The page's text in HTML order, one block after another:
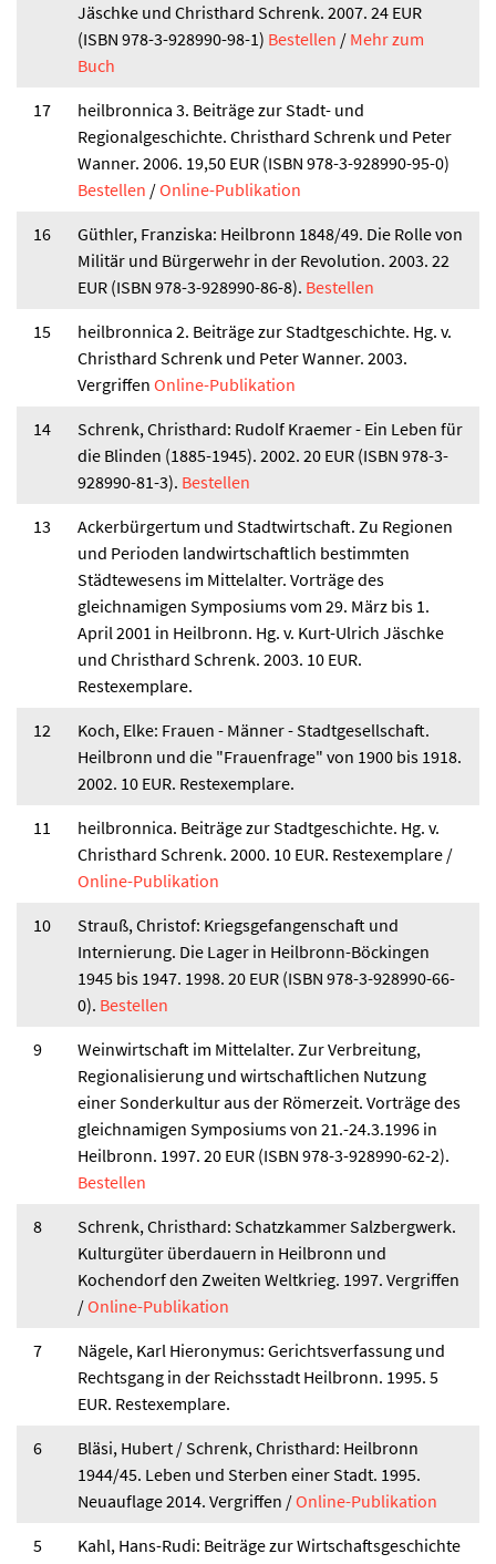
Jäschke und Christhard Schrenk. 2007. 24 EUR
(ISBN 978-3-928990-98-1) Bestellen / Mehr zum
Buch
17
heilbronnica 3. Beiträge zur Stadt- und
Regionalgeschichte. Christhard Schrenk und Peter
Wanner. 2006. 19,50 EUR (ISBN 978-3-928990-95-0)
Bestellen /Online-Publikation
16
Güthler, Franziska: Heilbronn 1848/49. Die Rolle von
Militär und Bürgerwehr in der Revolution. 2003. 22
EUR (ISBN 978-3-928990-86-8). Bestellen
15
heilbronnica 2. Beiträge zur Stadtgeschichte. Hg. v.
Christhard Schrenk und Peter Wanner. 2003.
Vergriffen Online-Publikation
14
Schrenk, Christhard: Rudolf Kraemer - Ein Leben für
die Blinden (1885-1945). 2002. 20 EUR (ISBN 978-3-
928990-81-3). Bestellen
13
Ackerbürgertum und Stadtwirtschaft. Zu Regionen
und Perioden landwirtschaftlich bestimmten
Städtewesens im Mittelalter. Vorträge des
gleichnamigen Symposiums vom 29. März bis 1.
April 2001 in Heilbronn. Hg. v. Kurt-Ulrich Jäschke
und Christhard Schrenk. 2003. 10 EUR.
Restexemplare.
12
Koch, Elke: Frauen - Männer - Stadtgesellschaft.
Heilbronn und die "Frauenfrage" von 1900 bis 1918.
2002. 10 EUR. Restexemplare.
11
heilbronnica. Beiträge zur Stadtgeschichte. Hg. v.
Christhard Schrenk. 2000. 10 EUR. Restexemplare /
Online-Publikation
10
Strauß, Christof: Kriegsgefangenschaft und
Internierung. Die Lager in Heilbronn-Böckingen
1945 bis 1947. 1998. 20 EUR (ISBN 978-3-928990-66-
0). Bestellen
9
Weinwirtschaft im Mittelalter. Zur Verbreitung,
Regionalisierung und wirtschaftlichen Nutzung
einer Sonderkultur aus der Römerzeit. Vorträge des
gleichnamigen Symposiums von 21.-24.3.1996 in
Heilbronn. 1997. 20 EUR (ISBN 978-3-928990-62-2).
Bestellen
8
Schrenk, Christhard: Schatzkammer Salzbergwerk.
Kulturgüter überdauern in Heilbronn und
Kochendorf den Zweiten Weltkrieg. 1997. Vergriffen
/Online-Publikation
7
Nägele, Karl Hieronymus: Gerichtsverfassung und
Rechtsgang in der Reichsstadt Heilbronn. 1995. 5
EUR. Restexemplare.
6
Bläsi, Hubert / Schrenk, Christhard: Heilbronn
1944/45. Leben und Sterben einer Stadt. 1995.
Neuauflage 2014. Vergriffen /Online-Publikation
5
Kahl, Hans-Rudi: Beiträge zur Wirtschaftsgeschichte